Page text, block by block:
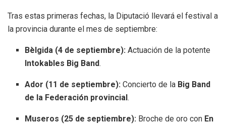
Tras estas primeras fechas, la Diputació llevará el festival a
la provincia durante el mes de septiembre:
Bèlgida (4 de septiembre): Actuación de la potente
Intokables Big Band.
Ador (11 de septiembre): Concierto de la Big Band
de la Federación provincial.
Museros (25 de septiembre): Broche de oro con En